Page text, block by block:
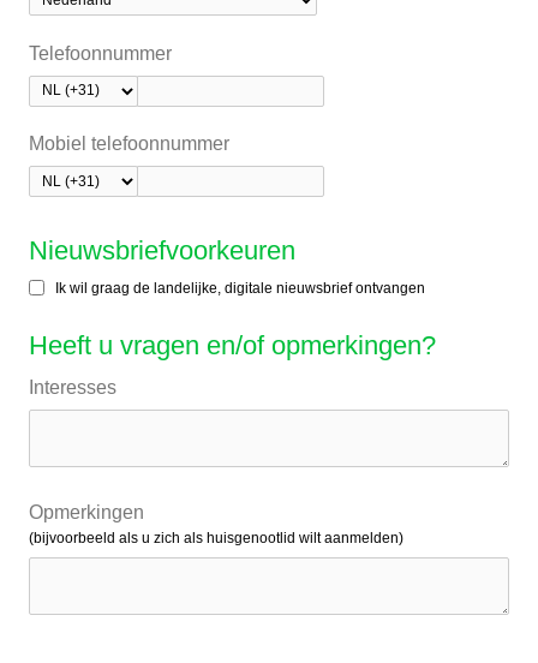
Telefoonnummer
Mobiel telefoonnummer
Nieuwsbriefvoorkeuren
Ik wil graag de landelijke, digitale nieuwsbrief ontvangen
Heeft u vragen en/of opmerkingen?
Interesses
Opmerkingen
(bijvoorbeeld als u zich als huisgenootlid wilt aanmelden)